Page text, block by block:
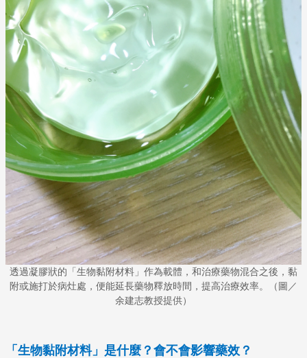
透過凝膠狀的「生物黏附材料」作為載體，和治療藥物混合之後，黏
附或施打於病灶處，便能延長藥物釋放時間，提高治療效率。（圖／
余建志教授提供）
「生物黏附材料」是什麼？會不會影響藥效？